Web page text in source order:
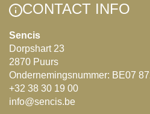
CONTACT INFO
Sencis
Dorpshart 23
2870 Puurs
Ondernemingsnummer: BE07
+32 38 30 19 00
info@sencis.be